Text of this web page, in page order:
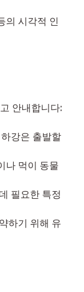
의 시각적 인
안내합니다:
강은 출발할
나 먹이 동물
필요한 특정
하기 위해 유